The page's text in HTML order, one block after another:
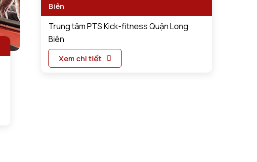
Biên
Trung tâm PTS Kick-fitness Quận Long
Biên
Xem chi tiết